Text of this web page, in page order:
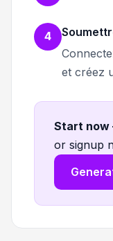
4
et créez
Start
or signup